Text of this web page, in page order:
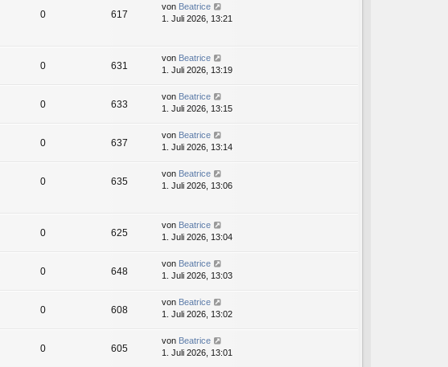
0 617
von Beatrice
1. Juli 2026, 13:21
0 631
von Beatrice
1. Juli 2026, 13:19
0 633
von Beatrice
1. Juli 2026, 13:15
0 637
von Beatrice
1. Juli 2026, 13:14
0 635
von Beatrice
1. Juli 2026, 13:06
0 625
von Beatrice
1. Juli 2026, 13:04
0 648
von Beatrice
1. Juli 2026, 13:03
0 608
von Beatrice
1. Juli 2026, 13:02
0 605
von Beatrice
1. Juli 2026, 13:01